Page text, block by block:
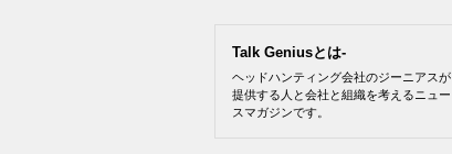
Talk Geniusとは-
ヘッドハンティング会社のジーニアスが
提供する人と会社と組織を考えるニュー
スマガジンです。